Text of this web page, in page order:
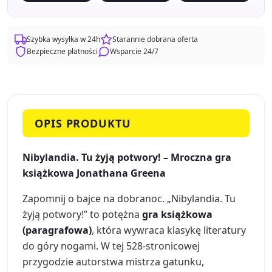
Szybka wysyłka w 24h
Starannie dobrana oferta
Bezpieczne płatności
Wsparcie 24/7
OPIS PRODUKTU
Nibylandia. Tu żyją potwory! – Mroczna gra
książkowa Jonathana Greena
Zapomnij o bajce na dobranoc. „Nibylandia. Tu
żyją potwory!” to potężna gra książkowa
(paragrafowa), która wywraca klasykę literatury
do góry nogami. W tej 528-stronicowej
przygodzie autorstwa mistrza gatunku,